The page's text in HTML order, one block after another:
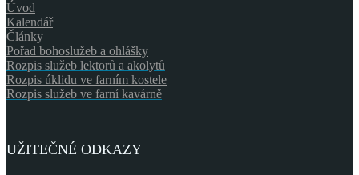
Úvod
Kalendář
Články
Pořad bohoslužeb a ohlášky
Rozpis služeb lektorů a akolytů
Rozpis úklidu ve farním kostele
Rozpis služeb ve farní kavárně
UŽITEČNÉ ODKAZY